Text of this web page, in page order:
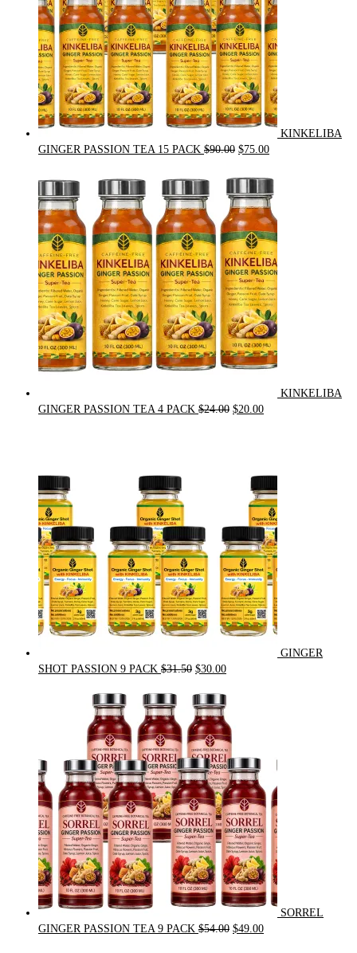
KINKELIBA
GINGER PASSION TEA 15 PACK $90.00 Original
was:
$90.00.
$75.00Current
is:
$75.00.
KINKELIBA
GINGER PASSION TEA 4 PACK $24.00 Original
$20.00Current
GINGER
SHOT PASSION 9 PACK $31.50 Original
$31.50.
$30.00Current
SORREL
GINGER PASSION TEA 9 PACK $54.00 Original
$49.00Current